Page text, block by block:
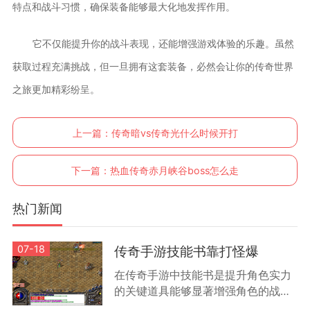
特点和战斗习惯，确保装备能够最大化地发挥作用。
它不仅能提升你的战斗表现，还能增强游戏体验的乐趣。虽然
获取过程充满挑战，但一旦拥有这套装备，必然会让你的传奇世界
之旅更加精彩纷呈。
上一篇： 传奇暗vs传奇光什么时候开打
下一篇： 热血传奇赤月峡谷boss怎么走
热门新闻
07-18 传奇手游技能书靠打怪爆
在传奇手游中技能书是提升角色实力
的关键道具能够显著增强角色的战斗